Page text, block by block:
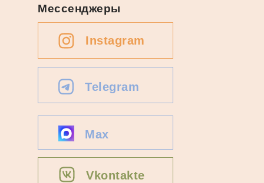
Instagram
Telegram
Max
Vkontakte
Мессенджеры